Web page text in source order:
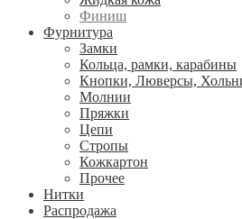
Финиш
Фурнитура
Замки
Кольца, рамки, карабины
Кнопки, Люверсы,
Молнии
Пряжки
Цепи
Стропы
Кожкартон
Прочее
Нитки
Распродажа